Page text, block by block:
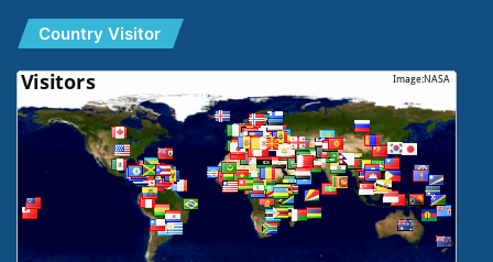
Country Visitor